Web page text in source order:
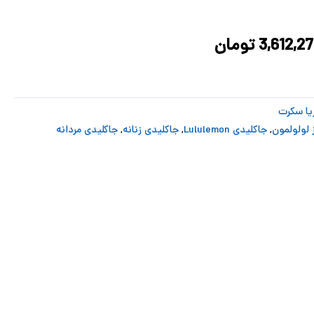
تومان
سکرت
لولولمون,جاکلیدی Lululemon ,جاکلیدی زنانه,جاکلیدی مردانه